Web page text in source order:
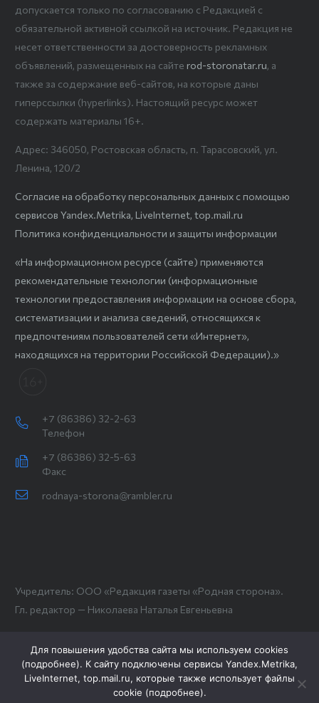
допускается только по согласованию с Редакцией с
обязательной активной ссылкой на источник. Редакция не
несет ответственности за достоверность рекламных
объявлений, размещенных на сайте rod-storonatar.ru, а
также за содержание веб-сайтов, на которые даны
гиперссылки (hyperlinks). Настоящий ресурс может
содержать материалы 16+.
Адрес: 346050, Ростовская область, п. Тарасовский, ул.
Ленина, 120/2
Согласие на обработку персональных данных с помощью
сервисов Yandex.Metrika, LiveInternet, top.mail.ru
Политика конфиденциальности и защиты информации
«На информационном ресурсе (сайте) применяются
рекомендательные технологии (информационные
технологии предоставления информации на основе сбора,
систематизации и анализа сведений, относящихся к
предпочтениям пользователей сети «Интернет»,
находящихся на территории Российской Федерации).»
+7 (86386) 32-2-63
Телефон
+7 (86386) 32-5-63
Факс
rodnaya-storona@rambler.ru
Учредитель: ООО «Редакция газеты «Родная сторона».
Гл. редактор — Николаева Наталья Евгеньевна
Для повышения удобства сайта мы используем cookies
(подробнее). К сайту подключены сервисы Yandex.Metrika,
LiveInternet, top.mail.ru, которые также использует файлы
cookie (подробнее).